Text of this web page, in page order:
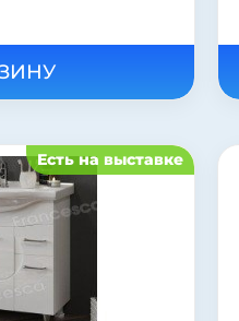
Есть на выставке